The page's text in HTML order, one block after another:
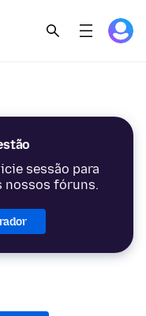
sessão para
nossos fóruns.